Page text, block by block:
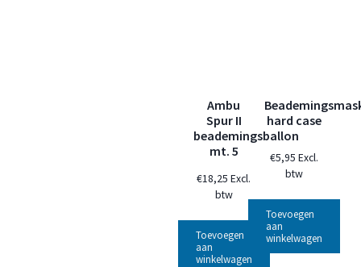
Ambu
Spur II
beademingsballon
mt. 5
€18,25 Excl.
btw
Toevoegen
aan
winkelwagen
hard case
€5,95 Excl.
btw
Toevoegen
aan
winkelwagen